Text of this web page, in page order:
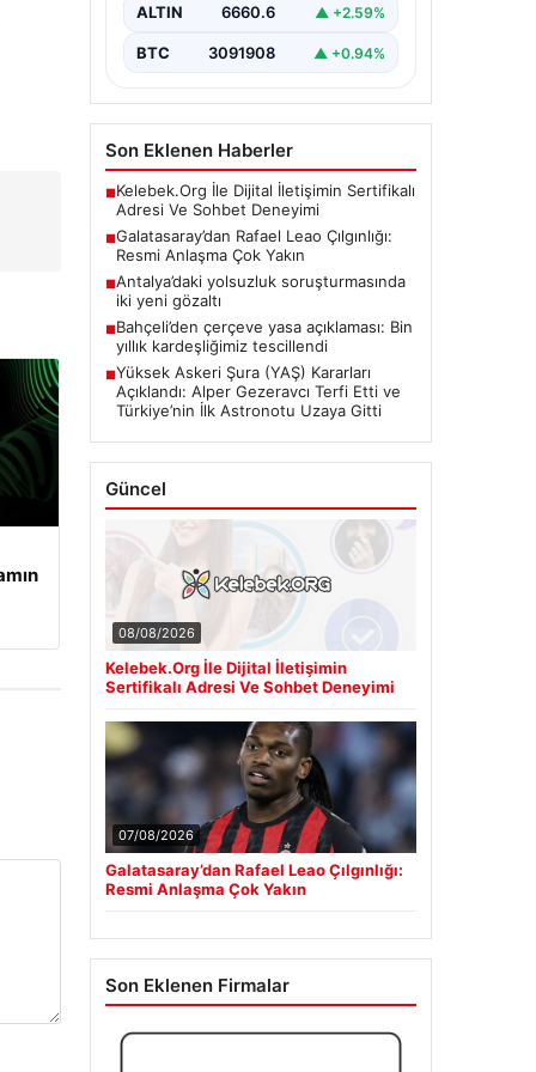
Milliyetçi Hareket…
ALTIN 6660.6 ▲ +2.59%
BTC 3091908 ▲ +0.94%
Son Eklenen Haberler
■Kelebek.Org İle Dijital İletişimin Sertifikalı
Adresi Ve Sohbet Deneyimi
■Galatasaray’dan Rafael Leao Çılgınlığı:
Resmi Anlaşma Çok Yakın
■Antalya’daki yolsuzluk soruşturmasında
iki yeni gözaltı
■Bahçeli’den çerçeve yasa açıklaması: Bin
yıllık kardeşliğimiz tescillendi
■Yüksek Askeri Şura (YAŞ) Kararları
Açıklandı: Alper Gezeravcı Terfi Etti ve
Türkiye’nin İlk Astronotu Uzaya Gitti
Güncel
08/08/2026
Kelebek.Org İle Dijital İletişimin
Sertifikalı Adresi Ve Sohbet Deneyimi
07/08/2026
Galatasaray’dan Rafael Leao Çılgınlığı:
Resmi Anlaşma Çok Yakın
Son Eklenen Firmalar